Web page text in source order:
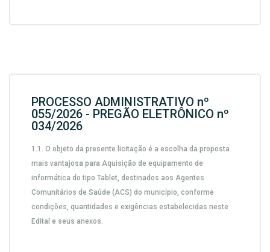
PROCESSO ADMINISTRATIVO nº
055/2026 - PREGÃO ELETRÔNICO nº
034/2026
1.1. O objeto da presente licitação é a escolha da proposta
mais vantajosa para Aquisição de equipamento de
informática do tipo Tablet, destinados aos Agentes
Comunitários de Saúde (ACS) do município, conforme
condições, quantidades e exigências estabelecidas neste
Edital e seus anexos.